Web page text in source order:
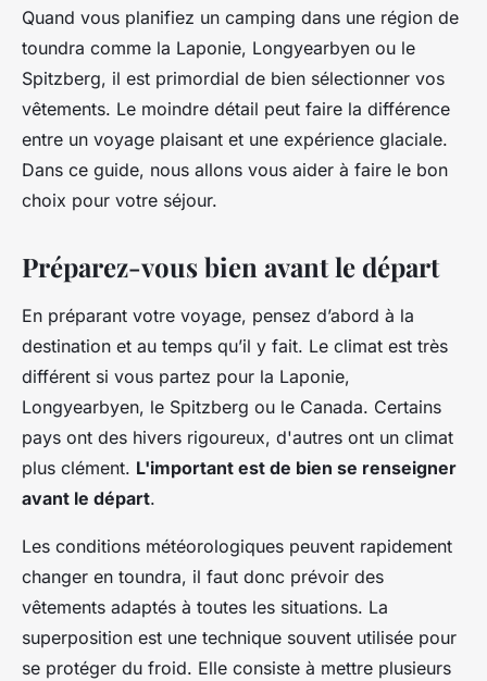
Comment choisir les meilleurs
vêtements pour un camping
en région de toundra par
temps froid?
Milo•26 juin 2024•6 min de lecture
Quand vous planifiez un camping dans une région de
toundra comme la Laponie, Longyearbyen ou le
Spitzberg, il est primordial de bien sélectionner vos
vêtements. Le moindre détail peut faire la différence
entre un voyage plaisant et une expérience glaciale.
Dans ce guide, nous allons vous aider à faire le bon
choix pour votre séjour.
Préparez-vous bien avant le départ
En préparant votre voyage, pensez d’abord à la
destination et au temps qu’il y fait. Le climat est très
différent si vous partez pour la Laponie,
Longyearbyen, le Spitzberg ou le Canada. Certains
pays ont des hivers rigoureux, d'autres ont un climat
plus clément. L'important est de bien se renseigner
avant le départ.
Les conditions météorologiques peuvent rapidement
changer en toundra, il faut donc prévoir des
vêtements adaptés à toutes les situations. La
superposition est une technique souvent utilisée pour
se protéger du froid. Elle consiste à mettre plusieurs